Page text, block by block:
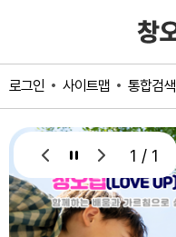
로그인 사이트맵 통합검색
1 / 1